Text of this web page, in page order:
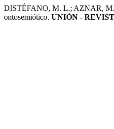
DISTÉFANO, M. L.; AZNAR, M.
ontosemiótico. UNIÓN -